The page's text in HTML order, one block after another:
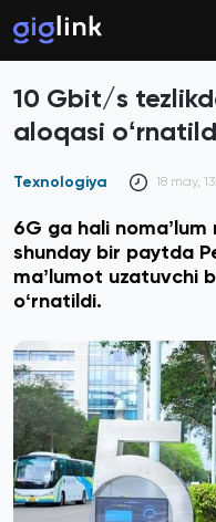
10 Gbit/s
aloqasi
Texnologiya 18 may,
6G ga hali
shunday bir paytda
maʼlumot uzatuvchi
oʻrnatildi.